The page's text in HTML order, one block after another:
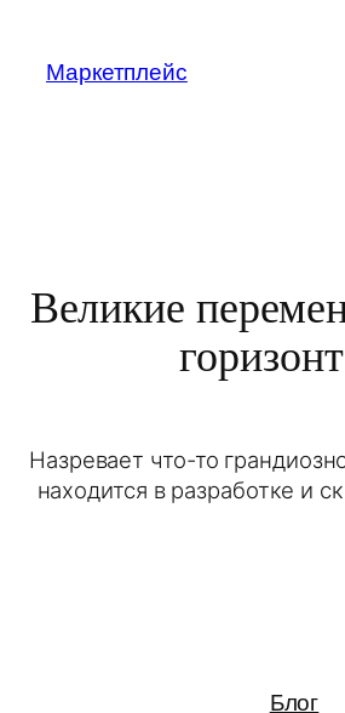
Маркетплейс
Великие
Назревает что-то
находится в разработке и
Блог